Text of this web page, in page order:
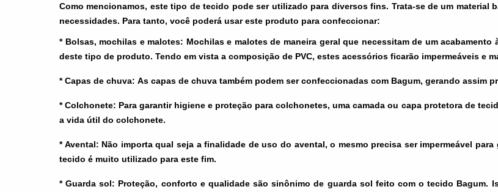
Como mencionamos, este tipo de tecido pode ser utilizado para diversos fins. Trata-se de um material
necessidades. Para tanto, você poderá usar este produto para confeccionar:
* Bolsas, mochilas e malotes: Mochilas e malotes de maneira geral que necessitam de um
deste tipo de produto. Tendo em vista a composição de PVC, estes acessórios ficarão impermeáveis e
* Capas de chuva: As capas de chuva também podem ser confeccionadas com Bagum, gerando assim
* Colchonete: Para garantir higiene e proteção para colchonetes, uma camada ou capa protetora de
a vida útil do colchonete.
* Avental: Não importa qual seja a finalidade de uso do avental, o mesmo precisa ser impermeável
tecido é muito utilizado para este fim.
* Guarda sol: Proteção, conforto e qualidade são sinônimo de guarda sol feito com o tecido Bagum.